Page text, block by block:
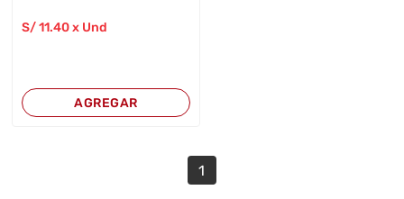
S/11.40 x Und
AGREGAR
1